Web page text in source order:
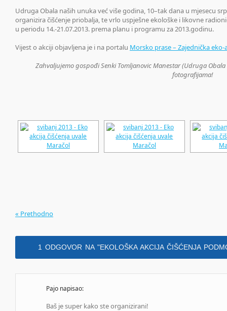
Udruga Obala naših unuka već više godina, 10–tak dana u mjesecu
organizira čišćenje priobalja, te vrlo uspješne ekološke i likovne
u periodu 14.-21.07.2013. prema planu i programu za 2013.godinu.
Vijest o akciji objavljena je i na portalu Morsko prase – Zajednička
Zahvaljujemo gospođi Senki Tomljanovic Manestar (Udruga
fotografijama!
« Prethodno
1 ODGOVOR NA "EKOLOŠKA AKCIJA ČIŠĆENJA
Pajo napisao:
Baš je super kako ste organizirani!